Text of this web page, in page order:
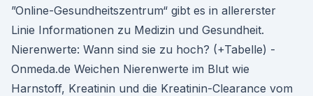
”Online-Gesundheitszentrum“ gibt es in allererster
Linie Informationen zu Medizin und Gesundheit.
Nierenwerte: Wann sind sie zu hoch? (+Tabelle) -
Onmeda.de Weichen Nierenwerte im Blut wie
Harnstoff, Kreatinin und die Kreatinin-Clearance vom